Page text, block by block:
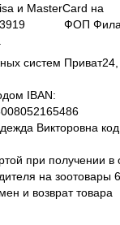
и MasterCard на
ФОП
систем
IBAN:
Викторовна код
при получении в
на зоотовары
и возврат товара